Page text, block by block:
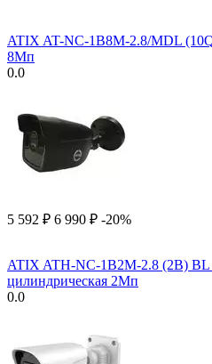
ATIX AT-NC-1B8M-2.8/MDL
8Мп
0.0
5 592 ₽ 6 990 ₽ -20%
ATIX ATH-NC-1B2M-2.8 (2B) BL
цилиндрическая 2Мп
0.0